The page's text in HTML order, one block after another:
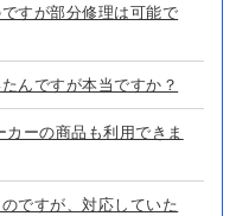
すが部分修理は可能で
んですが本当ですか？
ーの商品も利用できま
ですが、対応していた